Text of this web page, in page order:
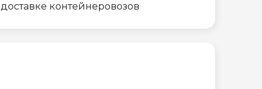
доставке контейнеровозов